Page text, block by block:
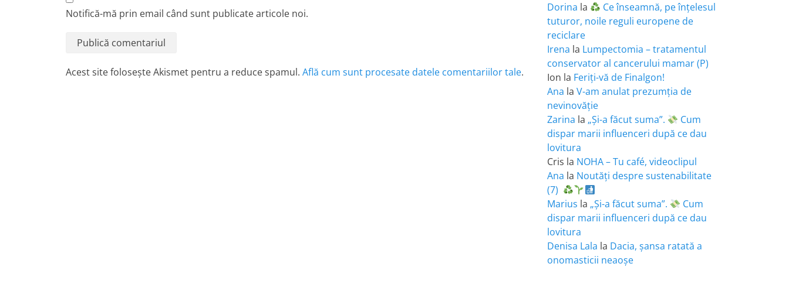
Notifică-mă prin email când sunt publicate articole noi.
Acest site folosește Akismet pentru a reduce spamul. Află cum sunt procesate datele comentariilor tale.
Dorina la
Ce înseamnă, pe înțelesul
tuturor, noile reguli europene de
reciclare
Irena la Lumpectomia – tratamentul
conservator al cancerului mamar (P)
Ion la Feriţi-vă de Finalgon!
Ana la V-am anulat prezumția de
nevinovăție
Zarina la „Și-a făcut suma”.
Cum
dispar marii influenceri după ce dau
lovitura
Cris la NOHA – Tu café, videoclipul
Ana la Noutăți despre sustenabilitate
(7)
Marius la „Și-a făcut suma”.
Cum
dispar marii influenceri după ce dau
lovitura
Denisa Lala la Dacia, șansa ratată a
onomasticii neaoșe